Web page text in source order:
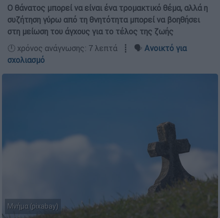
Ο θάνατος μπορεί να είναι ένα τρομακτικό θέμα, αλλά η
συζήτηση γύρω από τη θνητότητα μπορεί να βοηθήσει
στη μείωση του άγχους για το τέλος της ζωής
🕛 χρόνος ανάγνωσης: 7 λεπτά ┋ 🗣️ Ανοικτό για
σχολιασμό
Μνήμα (pixabay)